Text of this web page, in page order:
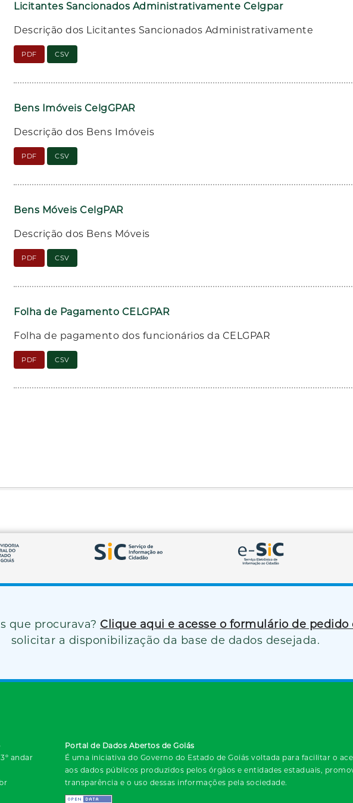
Licitantes Sancionados Administrativamente Celgpar
Descrição dos Licitantes Sancionados Administrativamente
PDF CSV
Bens Imóveis CelgGPAR
Descrição dos Bens Imóveis
PDF CSV
Bens Móveis CelgPAR
Descrição dos Bens Móveis
PDF CSV
Folha de Pagamento CELGPAR
Folha de pagamento dos funcionários da CELGPAR
PDF CSV
que procurava? Clique aqui e acesse o formulário de
solicitar a disponibilização da base de dados desejada.
andar
Portal de Dados Abertos de Goiás
É uma iniciativa do Governo do Estado de Goiás voltada para facilitar o
aos dados públicos produzidos pelos órgãos e entidades estaduais,
transparência e o uso dessas informações pela sociedade.